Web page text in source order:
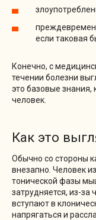
если таковая
Конечно, с
течении болезни
это базовые
человек.
Как это
Обычно со стороны
внезапно. Человек
тонической фазы
затрудняется, из-за
вступают в
напрягаться и